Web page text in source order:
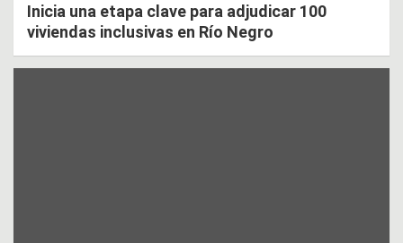
Inicia una etapa clave para adjudicar 100
viviendas inclusivas en Río Negro